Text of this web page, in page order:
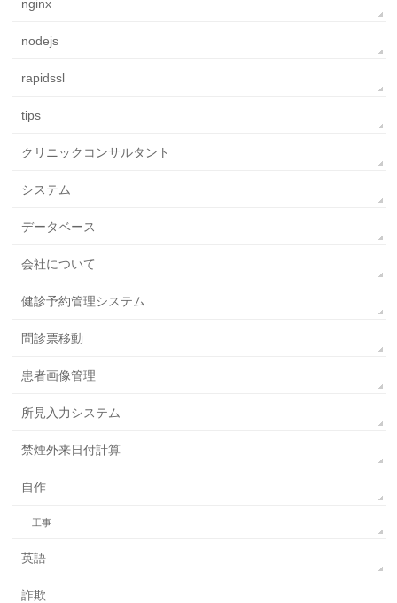
nginx
nodejs
rapidssl
tips
クリニックコンサルタント
システム
データベース
会社について
健診予約管理システム
問診票移動
患者画像管理
所見入力システム
禁煙外来日付計算
自作
工事
英語
詐欺